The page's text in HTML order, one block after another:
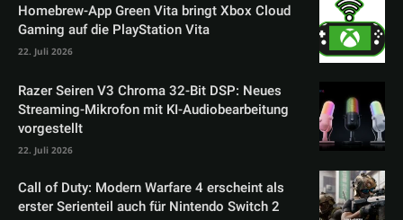
Homebrew-App Green Vita bringt Xbox Cloud
Gaming auf die PlayStation Vita
22. Juli 2026
Razer Seiren V3 Chroma 32-Bit DSP: Neues
Streaming-Mikrofon mit KI-Audiobearbeitung
vorgestellt
22. Juli 2026
Call of Duty: Modern Warfare 4 erscheint als
erster Serienteil auch für Nintendo Switch 2